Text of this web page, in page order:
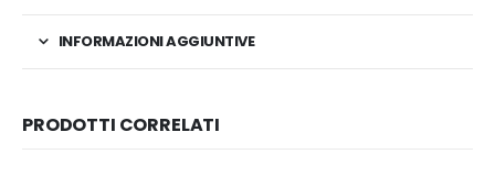
INFORMAZIONI AGGIUNTIVE
PRODOTTI CORRELATI